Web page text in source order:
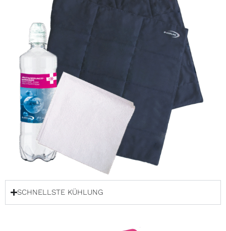
SCHNELLSTE KÜHLUNG